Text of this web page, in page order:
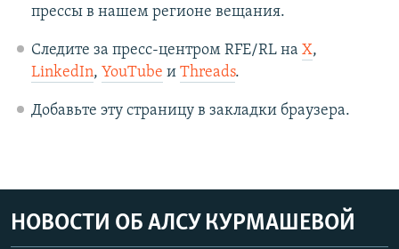
прессы в нашем регионе вещания.
Следите за пресс-центром RFE/RL на X,
LinkedIn, YouTube и Threads.
Добавьте эту страницу в закладки браузера.
НОВОСТИ ОБ АЛСУ КУРМАШЕВОЙ